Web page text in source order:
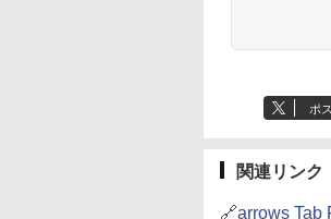
ポ
関連リンク
🔗arrows Tab